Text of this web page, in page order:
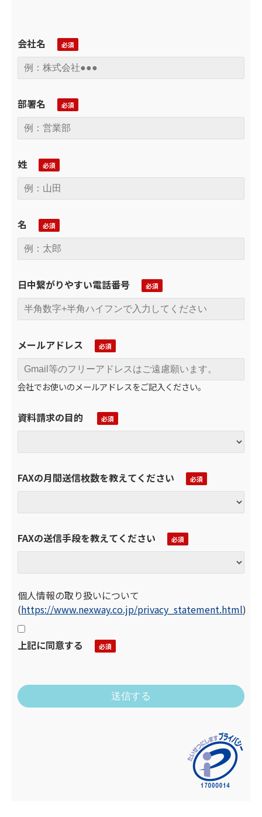
会社名
部署名
姓
名
日中繋がりやすい電話番号
メールアドレス
会社でお使いのメールアドレスをご記入ください。
資料請求の目的
FAXの月間送信枚数を教えてください
FAXの送信手段を教えてください
個人情報の取り扱いについて
(https://www.nexway.co.jp/privacy_statement.html)
上記に同意する